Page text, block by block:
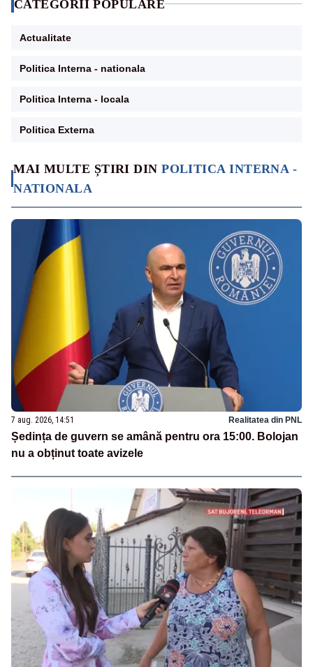
MAI MULTE ȘTIRI DINPOLITICA INTERNA -
NATIONALA
7 aug. 2026, 14:51 Realitatea din PNL
Ședința de guvern se amână pentru ora 15:00. Bolojan
nu a obținut toate avizele
CATEGORII POPULARE
Actualitate
Politica Interna - nationala
Politica Interna - locala
Politica Externa